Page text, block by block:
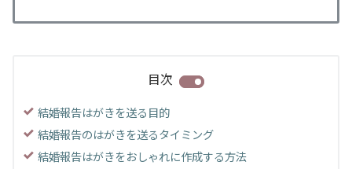
目次
結婚報告はがきを送る目的
結婚報告のはがきを送るタイミング
結婚報告はがきをおしゃれに作成する方法